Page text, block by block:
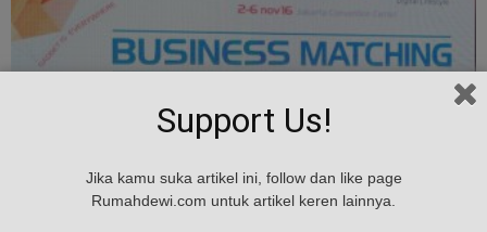
Pengusaha IT China dan Taiwan Cari Mitra
Support Us!
Jika kamu suka artikel ini, follow dan like page
Rumahdewi.com untuk artikel keren lainnya.